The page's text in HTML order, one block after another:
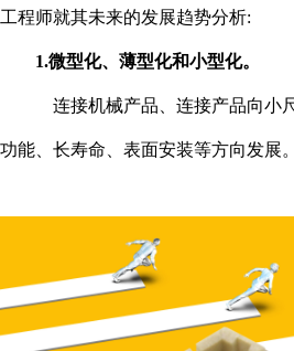
工程师就其未来的发展趋势分析:
1.微型化、薄型化和小型化。
连接机械产品、连接产品向小
功能、长寿命、表面安装等方向发展。